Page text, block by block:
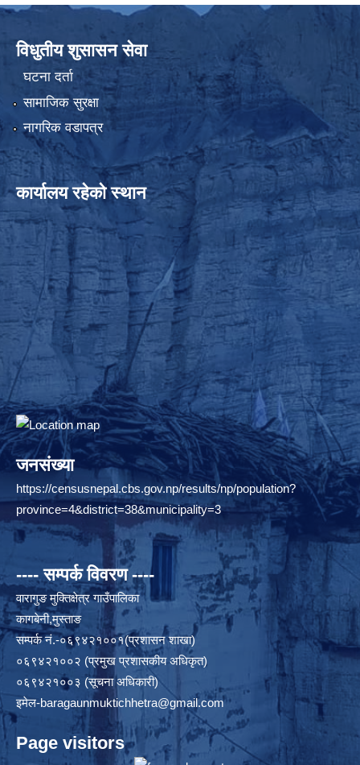
विधुतीय शुसासन सेवा
घटना दर्ता
सामाजिक सुरक्षा
नागरिक वडापत्र
कार्यालय रहेको स्थान
जनसंख्या
https://censusnepal.cbs.gov.np/results/np/population?
province=4&district=38&municipality=3
---- सम्पर्क विवरण ----
वारागुङ मुक्तिक्षेत्र गाउँपालिका
कागबेनी,मुस्ताङ
सम्पर्क नं.-०६९४२१००१(प्रशासन शाखा)
०६९४२१००२ (प्रमुख प्रशासकीय अधिकृत)
०६९४२१००३ (सूचना अधिकारी)
इमेल-baragaunmuktichhetra@gmail.com
Page visitors